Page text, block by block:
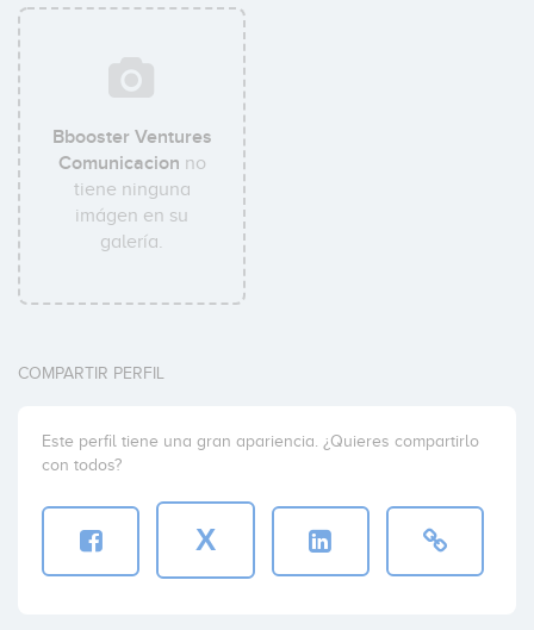
Bbooster Ventures
Comunicacion no
tiene ninguna
imágen en su
galería.
COMPARTIR PERFIL
Este perfil tiene una gran apariencia. ¿Quieres compartirlo
con todos?
X